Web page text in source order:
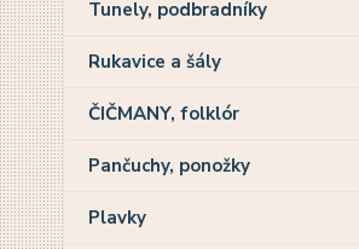
Tunely, podbradníky
Rukavice a šály
ČIČMANY, folklór
Pančuchy, ponožky
Plavky